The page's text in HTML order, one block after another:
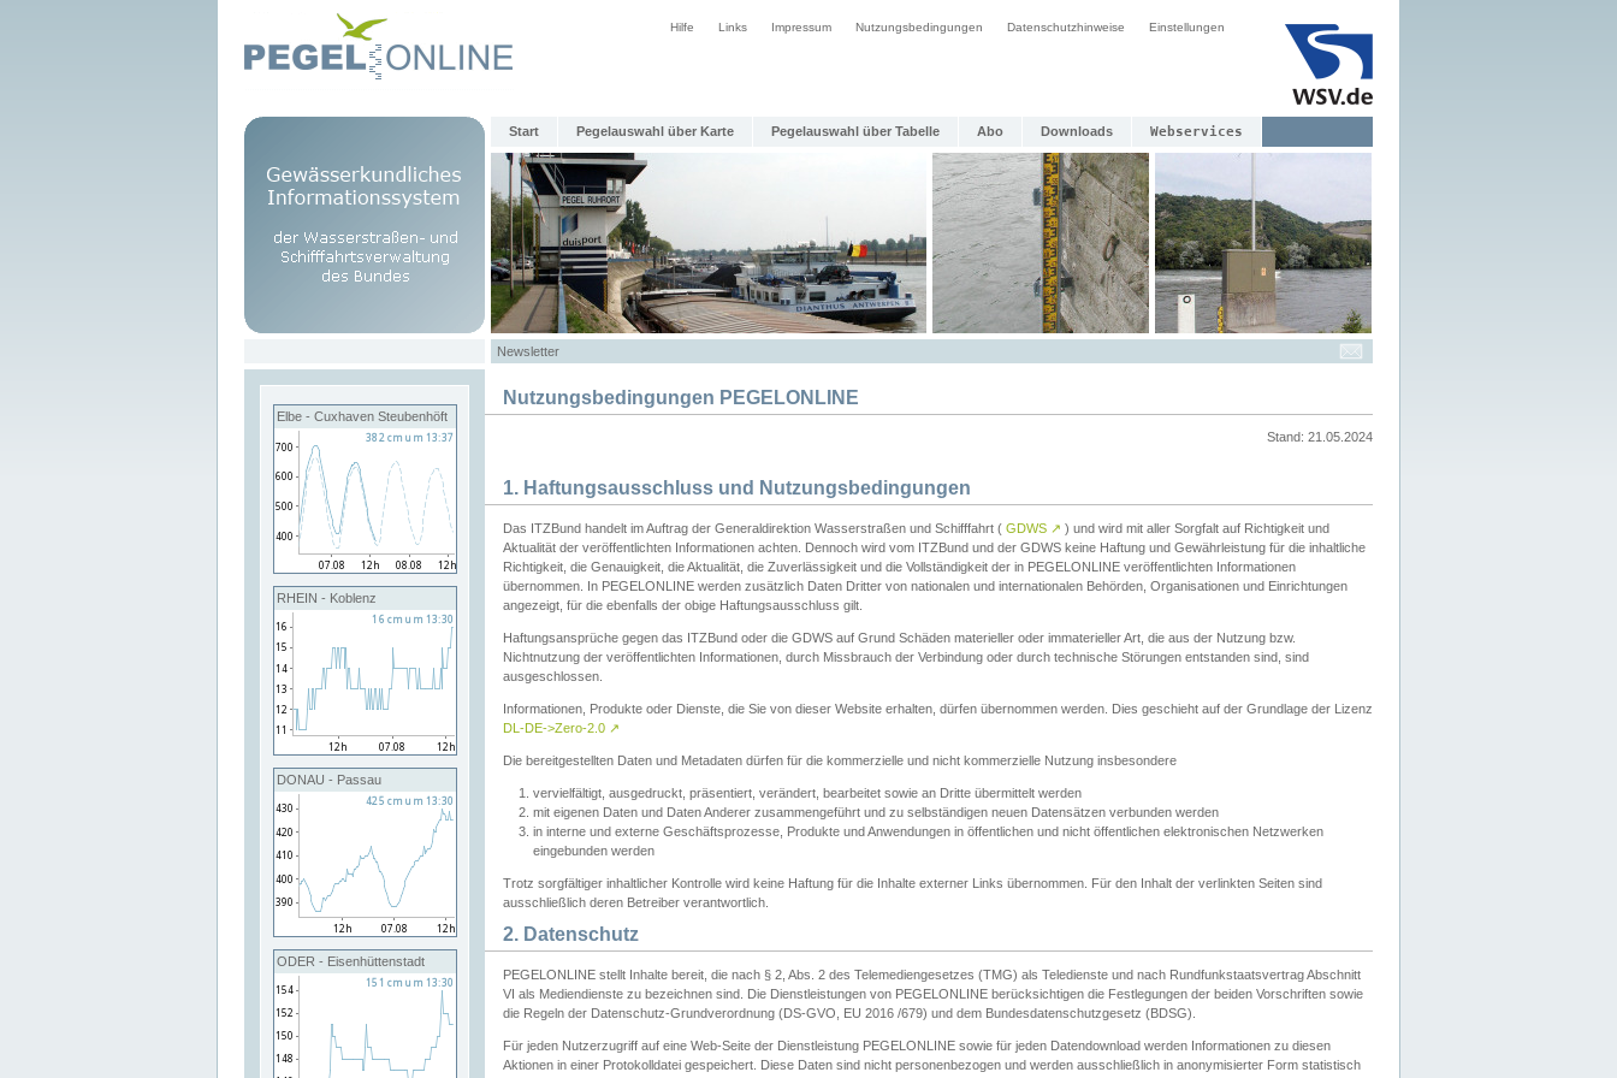
Hilfe Links Impressum Nutzungsbedingungen Datenschutzhinweise Einstellungen
Start Pegelauswahl über Karte Pegelauswahl über Tabelle Abo Downloads Webservices
Newsletter
Elbe - Cuxhaven Steubenhöft
RHEIN - Koblenz
DONAU - Passau
ODER - Eisenhüttenstadt
Nutzungsbedingungen PEGELONLINE
Stand: 21.05.2024
1. Haftungsausschluss und Nutzungsbedingungen
Das ITZBund handelt im Auftrag der Generaldirektion Wasserstraßen und Schifffahrt ( GDWS ↗ ) und wird mit aller Sorgfalt auf Richtigkeit und
Aktualität der veröffentlichten Informationen achten. Dennoch wird vom ITZBund und der GDWS keine Haftung und Gewährleistung für die inhaltliche
Richtigkeit, die Genauigkeit, die Aktualität, die Zuverlässigkeit und die Vollständigkeit der in PEGELONLINE veröffentlichten Informationen
übernommen. In PEGELONLINE werden zusätzlich Daten Dritter von nationalen und internationalen Behörden, Organisationen und Einrichtungen
angezeigt, für die ebenfalls der obige Haftungsausschluss gilt.
Haftungsansprüche gegen das ITZBund oder die GDWS auf Grund Schäden materieller oder immaterieller Art, die aus der Nutzung bzw.
Nichtnutzung der veröffentlichten Informationen, durch Missbrauch der Verbindung oder durch technische Störungen entstanden sind, sind
ausgeschlossen.
Informationen, Produkte oder Dienste, die Sie von dieser Website erhalten, dürfen übernommen werden. Dies geschieht auf der Grundlage der Lizenz
DL-DE->Zero-2.0 ↗
Die bereitgestellten Daten und Metadaten dürfen für die kommerzielle und nicht kommerzielle Nutzung insbesondere
vervielfältigt, ausgedruckt, präsentiert, verändert, bearbeitet sowie an Dritte übermittelt werden
mit eigenen Daten und Daten Anderer zusammengeführt und zu selbständigen neuen Datensätzen verbunden werden
in interne und externe Geschäftsprozesse, Produkte und Anwendungen in öffentlichen und nicht öffentlichen elektronischen Netzwerken
eingebunden werden
Trotz sorgfältiger inhaltlicher Kontrolle wird keine Haftung für die Inhalte externer Links übernommen. Für den Inhalt der verlinkten Seiten sind
ausschließlich deren Betreiber verantwortlich.
2. Datenschutz
PEGELONLINE stellt Inhalte bereit, die nach § 2, Abs. 2 des Telemediengesetzes (TMG) als Teledienste und nach Rundfunkstaatsvertrag Abschnitt
VI als Mediendienste zu bezeichnen sind. Die Dienstleistungen von PEGELONLINE berücksichtigen die Festlegungen der beiden Vorschriften sowie
die Regeln der Datenschutz-Grundverordnung (DS-GVO, EU 2016 /679) und dem Bundesdatenschutzgesetz (BDSG).
Für jeden Nutzerzugriff auf eine Web-Seite der Dienstleistung PEGELONLINE sowie für jeden Datendownload werden Informationen zu diesen
Aktionen in einer Protokolldatei gespeichert. Diese Daten sind nicht personenbezogen und werden ausschließlich in anonymisierter Form statistisch